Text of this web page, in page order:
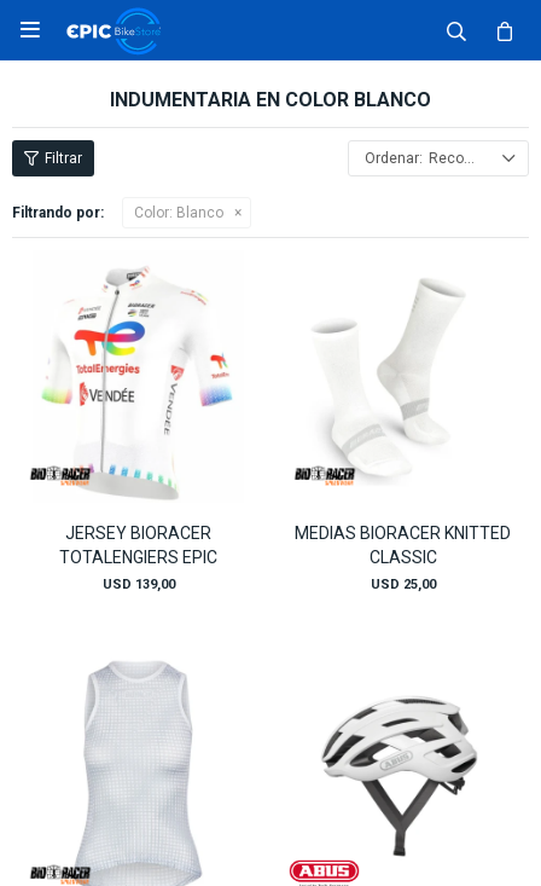

INDUMENTARIA EN COLOR BLANCO
Recomendados
Filtrando por: Color: Blanco
JERSEY BIORACER
TOTALENGIERS EPIC
USD 139,00
MEDIAS BIORACER KNITTED
CLASSIC
USD 25,00